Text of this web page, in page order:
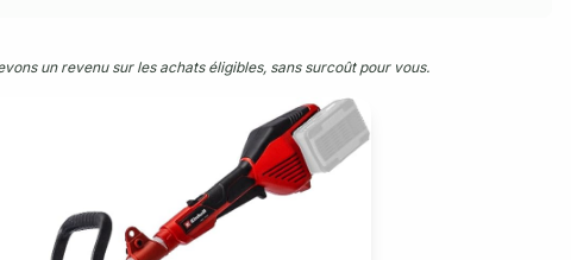
un revenu sur les achats éligibles, sans surcoût pour vous.